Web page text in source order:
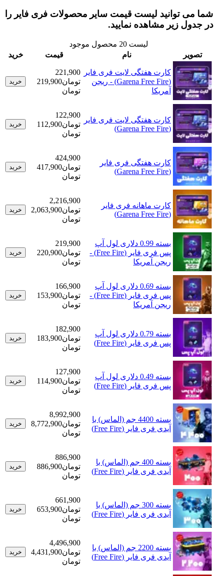
توانید لیست قیمت سایر محصولات فری فایر را
زیر مشاهده نمایید.
محصول موجود
خرید
کارت هفتگی لایت فری‌ فایر
(Garena Free Fire) - ریجن
آمریکا
221,900
تومان 219,900
خرید
کارت هفتگی لایت فری‌ فایر
(Garena Free Fire)
122,900
تومان112,900
خرید
کارت هفتگی فری‌ فایر
(Garena Free Fire)
424,900
تومان
417,900
خرید
کارت ماهانه فری‌ فایر
(Garena Free Fire)
2,216,900
تومان
2,063,900
خرید
بسته 0.99 دلاری لول آپ
پس فری فایر (Free Fire) -
ریجن آمریکا
219,900
تومان220,900
خرید
بسته 0.69 دلاری لول آپ
پس فری فایر (Free Fire) -
ریجن آمریکا
166,900
تومان153,900
خرید
بسته 0.79 دلاری لول آپ
پس فری فایر (Free Fire)
182,900
تومان
183,900
تومان
خرید
بسته 0.49 دلاری لول آپ
پس فری فایر (Free Fire)
127,900
تومان
114,900
تومان
خرید
بسته 4400 جم (الماس) با
آیدی فری فایر (Free Fire)
8,992,900
تومان 8,772,900
تومان
خرید
بسته 400 جم (الماس) با
آیدی فری فایر (Free Fire)
886,900
تومان
886,900
تومان
خرید
بسته 300 جم (الماس) با
آیدی فری فایر (Free Fire)
661,900
تومان
653,900
تومان
خرید
بسته 2200 جم (الماس) با
آیدی فری فایر (Free Fire)
4,496,900
تومان 4,431,900
تومان
خرید